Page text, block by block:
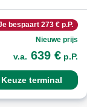
bespaart 273 € p.P.
Nieuwe prijs
v.a. 639 € p.P.
terminal